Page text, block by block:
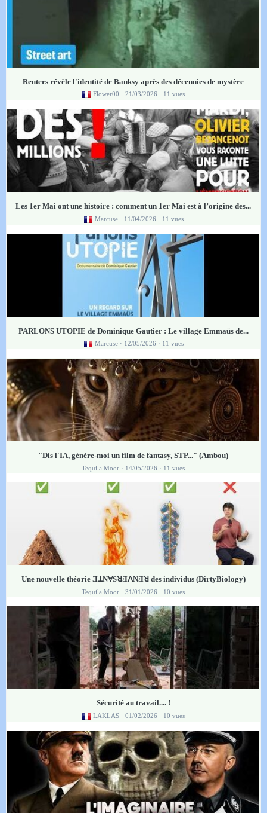
Reuters révèle l'identité de Banksy après des décennies de mystère
Flower00 · 21/03/2026 · 11 vues
Les 1er Mai ont une histoire : comment un 1er Mai est à l’origine des...
Marcuse· 11/04/2026 · 11 vues
PARLONS UTOPIE de Dominique Gautier : Le village Emmaüs de...
Marcuse· 12/05/2026 · 11 vues
"Dis l'IA, génère-moi un film de fantasy, STP..." (Ambou)
Tequila Moor · 14/05/2026 · 11 vues
Une nouvelle théorie ƎꓕNⱯSꓤƎꓥNƎꓤ des individus (DirtyBiology)
Tequila Moor · 31/01/2026 · 10 vues
Sécurité au travail.... !
LAKLAS · 01/02/2026 · 10 vues